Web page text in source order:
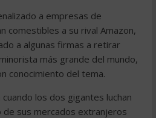
a empresas de
comestibles a su rival Amazon,
a algunas firmas a retirar
más grande del mundo,
conocimiento del tema.
los dos gigantes luchan
de sus mercados extranjeros